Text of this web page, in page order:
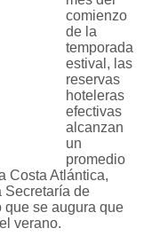
comienzo
de la
temporada
estival, las
reservas
hoteleras
efectivas
alcanzan
un
promedio
Costa Atlántica,
Secretaría de
que se augura que
verano.